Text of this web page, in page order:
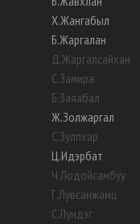
Х.Жангабыл
Б.Жаргалан
Д.Жаргалсайхан
С.Замира
Б.Заяабал
Ж.Золжаргал
С.Зулпхар
Ц.Идэрбат
Ч.Лодойсамбуу
Г.Лувсанжамц
С.Лүндэг